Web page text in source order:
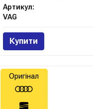
Артикул:
VAG
Купити
Оригінал